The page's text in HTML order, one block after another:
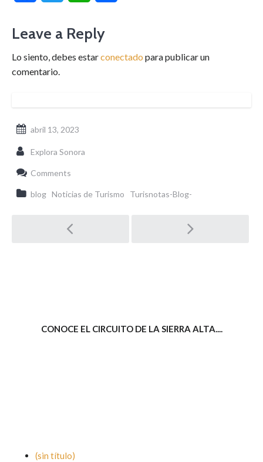
Leave a Reply
Lo siento, debes estarconectado para publicar un
comentario.
abril 13, 2023
Explora Sonora
Comments
blog Noticias de Turismo Turisnotas-Blog-
Post
CONOCE EL CIRCUITO DE LA SIERRA ALTA....
(sin título)